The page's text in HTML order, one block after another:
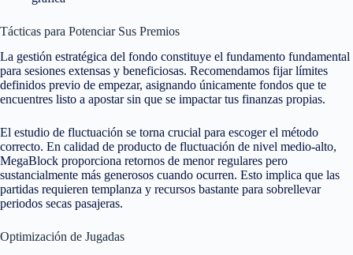
Tácticas para Potenciar Sus Premios
La gestión estratégica del fondo constituye el fundamento fundamental
para sesiones extensas y beneficiosas. Recomendamos fijar límites
definidos previo de empezar, asignando únicamente fondos que te
encuentres listo a apostar sin que se impactar tus finanzas propias.
El estudio de fluctuación se torna crucial para escoger el método
correcto. En calidad de producto de fluctuación de nivel medio-alto,
MegaBlock proporciona retornos de menor regulares pero
sustancialmente más generosos cuando ocurren. Esto implica que las
partidas requieren templanza y recursos bastante para sobrellevar
periodos secas pasajeras.
Optimización de Jugadas